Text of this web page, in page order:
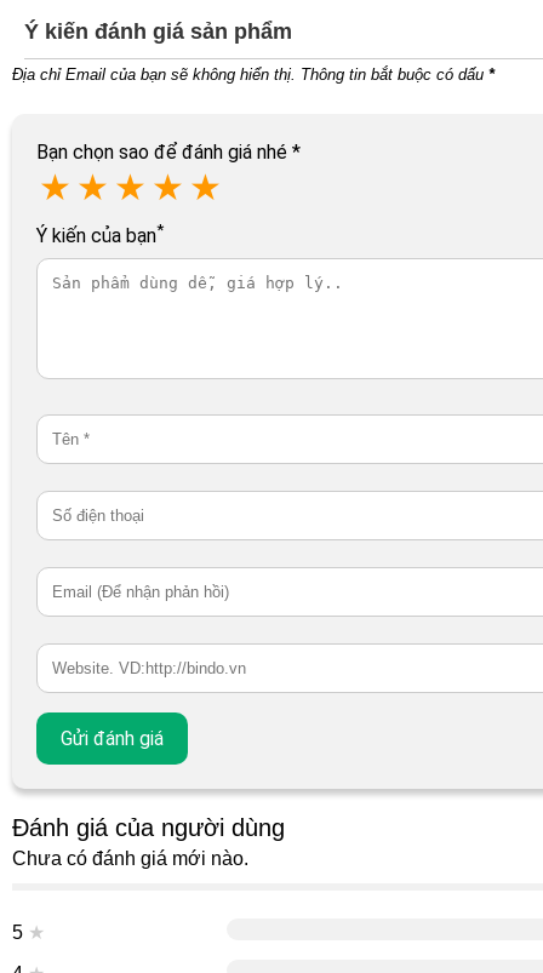
Ý kiến đánh giá sản phẩm
Địa chỉ Email của bạn sẽ không hiển thị. Thông tin bắt buộc có dấu *
Bạn chọn sao để đánh giá nhé *
★ ★ ★ ★ ★
Ý kiến của bạn*
Đánh giá của người dùng
Chưa có đánh giá mới nào.
5 ★